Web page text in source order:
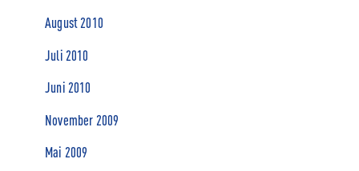
August 2010
Juli 2010
Juni 2010
November 2009
Mai 2009